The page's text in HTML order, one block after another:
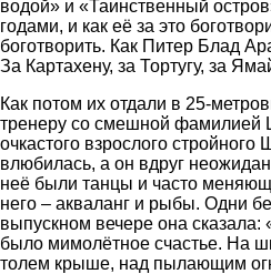
водой» и «Таинственный
годами, и как её за это
боготворить. Как Питер Блад
За Картахену, за Тортугу, за
Как потом их отдали в 25-
тренеру со смешной фамилией
очкастого взрослого стройного
влюбилась, а он вдруг
неё были танцы и часто
него – акваланг и рыбы. Одни
выпускном вечере она сказала:
было мимолётное счастье. На
толем крыше, над пылающим